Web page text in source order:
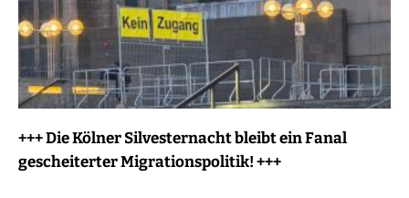
+++ Die Kölner Silvesternacht bleibt ein Fanal
gescheiterter Migrationspolitik! +++